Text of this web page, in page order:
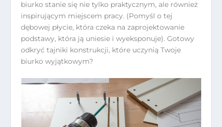
biurko stanie się nie tylko praktycznym, ale również
inspirującym miejscem pracy. (Pomyśl o tej
dębowej płycie, która czeka na zaprojektowanie
podstawy, która ją uniesie i wyeksponuje). Gotowy
odkryć tajniki konstrukcji, które uczynią Twoje
biurko wyjątkowym?